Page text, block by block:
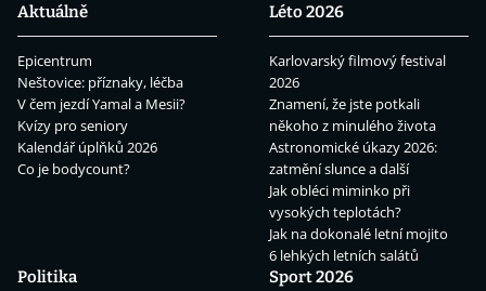
Aktuálně
Epicentrum
Neštovice: příznaky, léčba
V čem jezdí Yamal a Mesii?
Kvízy pro seniory
Kalendář úplňků 2026
Co je bodycount?
Léto 2026
Karlovarský filmový festival
2026
Znamení, že jste potkali
někoho z minulého života
Astronomické úkazy 2026:
zatmění slunce a další
Jak obléci miminko při
vysokých teplotách?
Jak na dokonalé letní mojito
6 lehkých letních salátů
Politika
Sport 2026